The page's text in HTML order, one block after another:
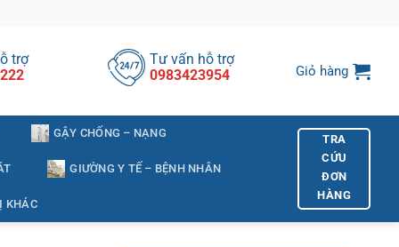
trợ
Tư vấn hỗ trợ
0983423954
Giỏ hàng
GẬY CHỐNG – NẠNG
GIƯỜNG Y TẾ – BỆNH NHÂN
KHÁC
TRA
CỨU
ĐƠN
HÀNG